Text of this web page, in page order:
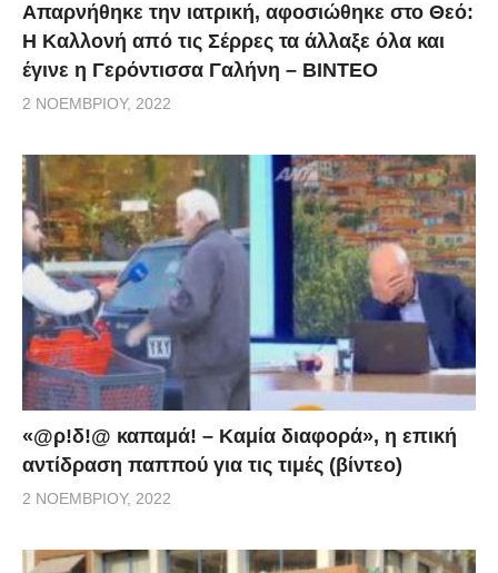
Απαρνήθηκε την ιατρική, αφοσιώθηκε στο Θεό:
Η Καλλονή από τις Σέρρες τα άλλαξε όλα και
έγινε η Γερόντισσα Γαλήνη – ΒΙΝΤΕΟ
2 ΝΟΕΜΒΡΊΟΥ, 2022
«@ρ!δ!@ καπαμά! – Καμία διαφορά», η επική
αντίδραση παππού για τις τιμές (βίντεο)
2 ΝΟΕΜΒΡΊΟΥ, 2022